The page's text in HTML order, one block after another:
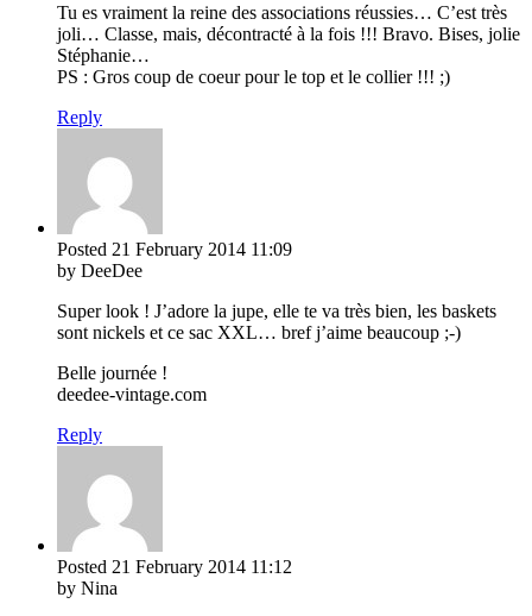
Tu es vraiment la reine des associations réussies… C’est très
joli… Classe, mais, décontracté à la fois !!! Bravo. Bises, jolie
Stéphanie…
PS : Gros coup de coeur pour le top et le collier !!! ;)
Reply
Posted 21 February 2014 11:09
by DeeDee
Super look ! J’adore la jupe, elle te va très bien, les baskets
sont nickels et ce sac XXL… bref j’aime beaucoup ;-)
Belle journée !
deedee-vintage.com
Reply
Posted 21 February 2014 11:12
by Nina